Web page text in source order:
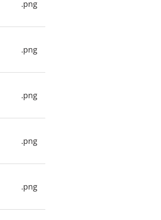
.png
.png
.png
.png
.png